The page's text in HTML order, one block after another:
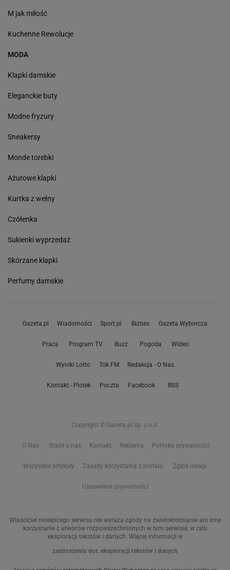
M jak miłość
Kuchenne Rewolucje
MODA
Klapki damskie
Eleganckie buty
Modne fryzury
Sneakersy
Monde torebki
Ażurowe klapki
Kurtka z wełny
Czółenka
Sukienki wyprzedaż
Skórzane klapki
Perfumy damskie
Gazeta.pl Wiadomości Sport.pl Biznes Gazeta Wyborcza
Praca Program TV Buzz Pogoda Wideo
Wyniki Lotto Tok.FM Redakcja - O Nas
Kontakt - Plotek Poczta Facebook RSS
Copyright © Gazeta.pl sp. z o.o.
O Nas Staże u nas Kontakt Reklama Polityka prywatności
Wszystkie artykuły Zasady korzystania z portalu Zgłoś uwagi
Ustawienia prywatności
Właściciel niniejszego serwisu nie wyraża zgody na zwielokrotnianie ani inne
korzystanie z utworów rozpowszechnionych w tym serwisie, w celu
eksploracji tekstów i danych. Więcej informacji w
zastrzeżeniu dot. eksploracji tekstów i danych